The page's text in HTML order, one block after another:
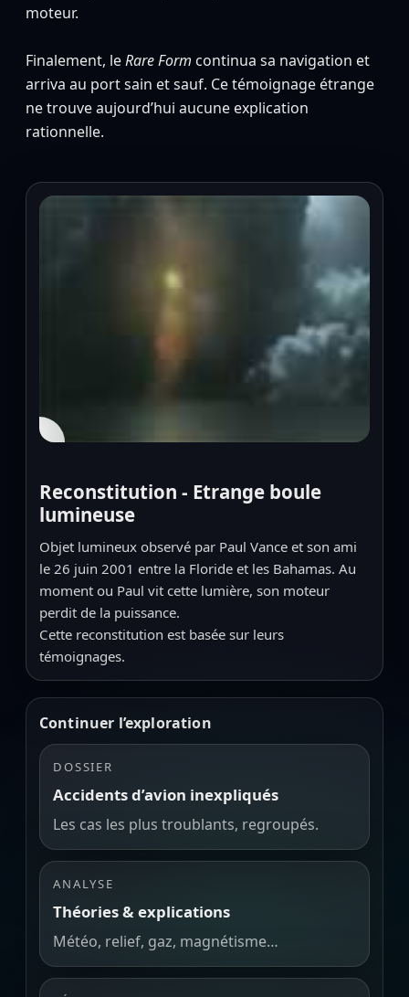
moteur.
Finalement, leRare Form continua sa navigation et
arriva au port sain et sauf. Ce témoignage étrange
ne trouve aujourd’hui aucune explication
rationnelle.
▶
Reconstitution - Etrange boule
lumineuse
Objet lumineux observé par Paul Vance et son ami
le 26 juin 2001 entre la Floride et les Bahamas. Au
moment ou Paul vit cette lumière, son moteur
perdit de la puissance.
Cette reconstitution est basée sur leurs
témoignages.
Continuer l’exploration
DOSSIER
Accidents d’avion inexpliqués
Les cas les plus troublants, regroupés.
ANALYSE
Théories & explications
Météo, relief, gaz, magnétisme…